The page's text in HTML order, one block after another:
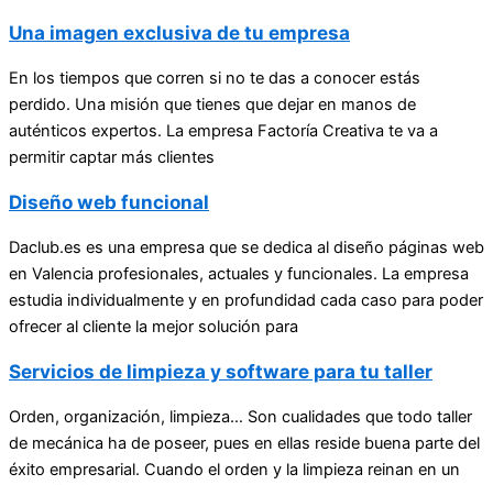
Una imagen exclusiva de tu empresa
En los tiempos que corren si no te das a conocer estás
perdido. Una misión que tienes que dejar en manos de
auténticos expertos. La empresa Factoría Creativa te va a
permitir captar más clientes
Diseño web funcional
Daclub.es es una empresa que se dedica al diseño páginas web
en Valencia profesionales, actuales y funcionales. La empresa
estudia individualmente y en profundidad cada caso para poder
ofrecer al cliente la mejor solución para
Servicios de limpieza y software para tu taller
Orden, organización, limpieza… Son cualidades que todo taller
de mecánica ha de poseer, pues en ellas reside buena parte del
éxito empresarial. Cuando el orden y la limpieza reinan en un